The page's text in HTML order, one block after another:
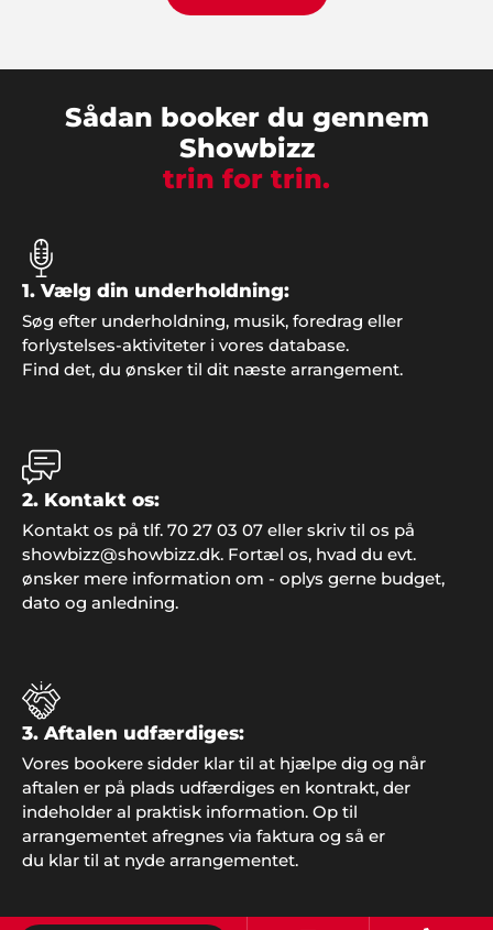
vores årlige fest. Stor tak for god service".
Jan Rasmussen, Roskilde
underholdningen til vores fest".
Edith Knudsen, Bramming
"Tak for hjælpen. Alle gæsterne roste
underholdningen. Stor anbefaling herfra".
"Vi gjorde det igen! Overraskede familien med fest
Sådan booker du gennem
Showbizz
trin for trin.
1. Vælg din underholdning:
Søg efter underholdning, musik, foredrag eller
forlystelses-aktiviteter i vores database.
Find det, du ønsker til dit næste arrangement.
2. Kontakt os:
Kontakt os på tlf. 70 27 03 07 eller skriv til os på
showbizz@showbizz.dk. Fortæl os, hvad du evt.
ønsker mere information om - oplys gerne budget,
dato og anledning.
3. Aftalen udfærdiges:
Vores bookere sidder klar til at hjælpe dig og når
aftalen er på plads udfærdiges en kontrakt, der
indeholder al praktisk information. Op til
arrangementet afregnes via faktura og så er
du klar til at nyde arrangementet.